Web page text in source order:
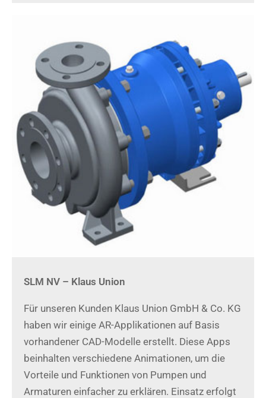
SLM NV – Klaus Union
Für unseren Kunden Klaus Union GmbH & Co. KG
haben wir einige AR-Applikationen auf Basis
vorhandener CAD-Modelle erstellt. Diese Apps
beinhalten verschiedene Animationen, um die
Vorteile und Funktionen von Pumpen und
Armaturen einfacher zu erklären. Einsatz erfolgt